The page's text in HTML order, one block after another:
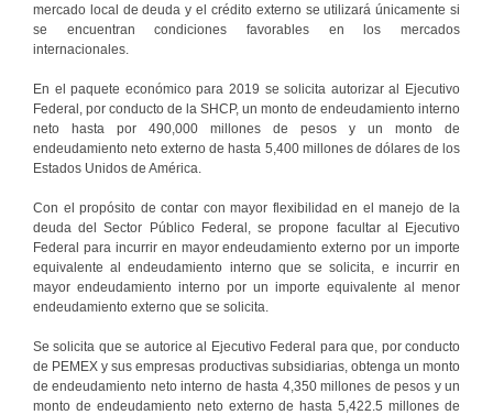
mercado local de deuda y el crédito externo se utilizará únicamente si
se encuentran condiciones favorables en los mercados
internacionales.
En el paquete económico para 2019 se solicita autorizar al Ejecutivo
Federal, por conducto de la SHCP, un monto de endeudamiento interno
neto hasta por 490,000 millones de pesos y un monto de
endeudamiento neto externo de hasta 5,400 millones de dólares de los
Estados Unidos de América.
Con el propósito de contar con mayor flexibilidad en el manejo de la
deuda del Sector Público Federal, se propone facultar al Ejecutivo
Federal para incurrir en mayor endeudamiento externo por un importe
equivalente al endeudamiento interno que se solicita, e incurrir en
mayor endeudamiento interno por un importe equivalente al menor
endeudamiento externo que se solicita.
Se solicita que se autorice al Ejecutivo Federal para que, por conducto
de PEMEX y sus empresas productivas subsidiarias, obtenga un monto
de endeudamiento neto interno de hasta 4,350 millones de pesos y un
monto de endeudamiento neto externo de hasta 5,422.5 millones de